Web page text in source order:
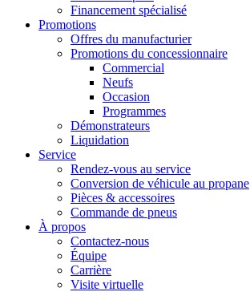
Financement spécialisé
Promotions
Offres du manufacturier
Promotions du concessionnaire
Commercial
Neufs
Occasion
Programmes
Démonstrateurs
Liquidation
Service
Rendez-vous au service
Conversion de véhicule au propane
Pièces & accessoires
Commande de pneus
À propos
Contactez-nous
Équipe
Carrière
Visite virtuelle